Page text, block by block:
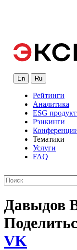
En Ru
Рейтинги
Аналитика
ESG
Рэнкинги
Тематики
Услуги
FAQ
Давыдов
VK